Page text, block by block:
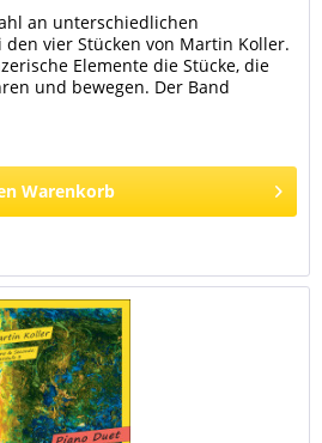
an unterschiedlichen
vier Stücken von Martin Koller.
Elemente die Stücke, die
und bewegen. Der Band
Warenkorb